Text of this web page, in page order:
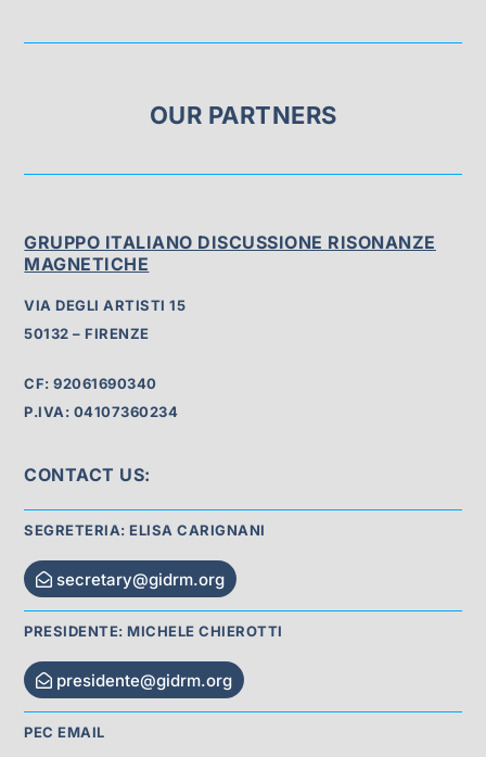
OUR PARTNERS
GRUPPO ITALIANO DISCUSSIONE RISONANZE
MAGNETICHE
VIA DEGLI ARTISTI 15
50132 – FIRENZE
CF: 92061690340
P.IVA: 04107360234
CONTACT US:
SEGRETERIA: ELISA CARIGNANI
secretary@gidrm.org
PRESIDENTE: MICHELE CHIEROTTI
presidente@gidrm.org
PEC EMAIL